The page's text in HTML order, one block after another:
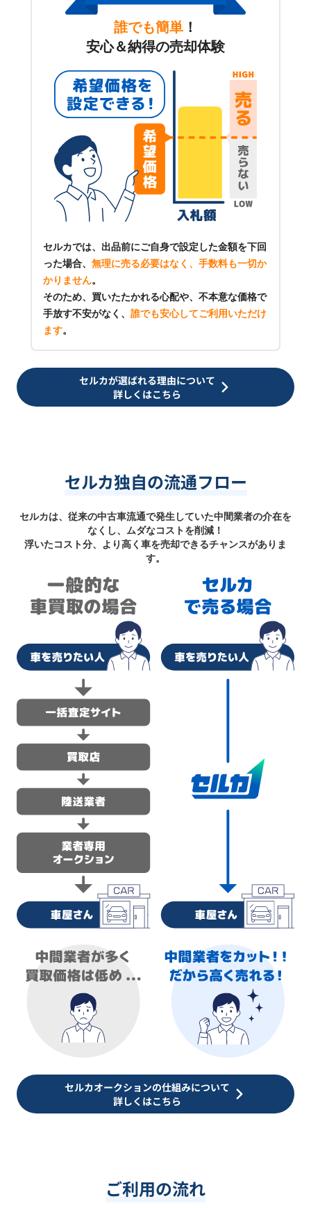
誰でも簡単 ！
安心＆納得の売却体験
セルカでは、出品前にご自身で設定した金額を下回
った場合、 無理に売る必要はなく、手数料も一切か
かりません。
そのため、買いたたかれる心配や、不本意な価格で
手放す不安がなく、 誰でも安心してご利用いただけ
ます。
セルカが選ばれる理由について
詳しくはこちら
セルカ独自の流通フロー
セルカは、従来の中古車流通で発生していた中間業者の介在を
なくし、ムダなコストを削減！
浮いたコスト分、より高く車を売却できるチャンスがありま
す。
セルカオークションの仕組みについて
詳しくはこちら
ご利用の流れ